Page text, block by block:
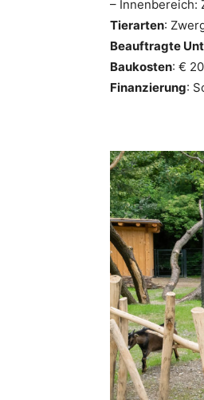
– Innenbereich:
Tierarten:
Beauftragte
Baukosten: €
Finanzierung: